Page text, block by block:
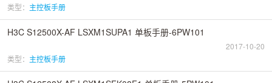
类型： 主控板手册
H3C S12500X-AF LSXM1SUPA1 单板手册-6PW101
2017-10-20
类型： 主控板手册